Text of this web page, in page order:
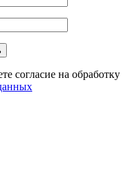
согласие на обработку